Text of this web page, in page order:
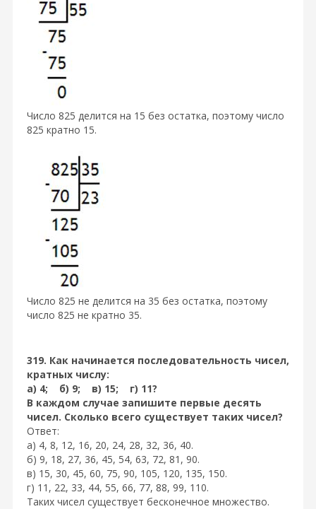
Число 825 делится на 15 без остатка, поэтому число
825 кратно 15.
Число 825 не делится на 35 без остатка, поэтому
число 825 не кратно 35.
319. Как начинается последовательность чисел,
кратных числу:
а) 4; б) 9; в) 15; г) 11?
В каждом случае запишите первые десять
чисел. Сколько всего существует таких чисел?
Ответ:
а) 4, 8, 12, 16, 20, 24, 28, 32, 36, 40.
б) 9, 18, 27, 36, 45, 54, 63, 72, 81, 90.
в) 15, 30, 45, 60, 75, 90, 105, 120, 135, 150.
г) 11, 22, 33, 44, 55, 66, 77, 88, 99, 110.
Таких чисел существует бесконечное множество.